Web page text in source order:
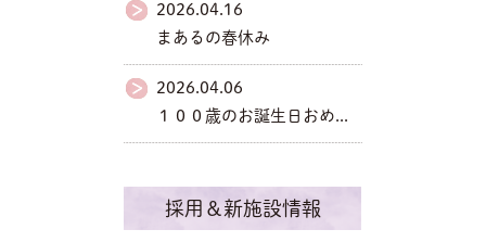
2026.04.16
まあるの春休み
2026.04.06
１００歳のお誕生日おめ...
採用＆新施設情報